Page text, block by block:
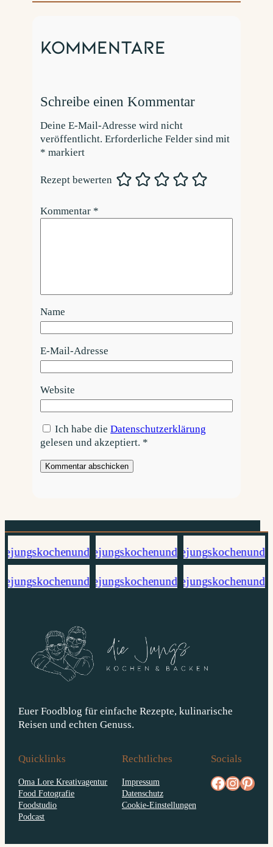
Kommentare
Schreibe einen Kommentar
Deine E-Mail-Adresse wird nicht
veröffentlicht. Erforderliche Felder sind mit
* markiert
Rezept bewerten
Kommentar *
Name
E-Mail-Adresse
Website
Ich habe dieDatenschutzerklärung
gelesen und akzeptiert. *
Euer Foodblog für einfache Rezepte, kulinarische
Reisen und echten Genuss.
Quicklinks
Oma Lore Kreativagentur
Food Fotografie
Foodstudio
Podcast
Rechtliches
Impressum
Datenschutz
Cookie-Einstellungen
Socials
facebook.com/diejungskochenundbacken Instagrampinterest.com/diejungs